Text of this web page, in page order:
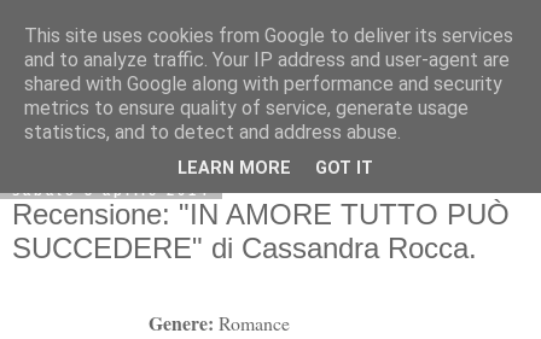
sabato 5 aprile 2014
Recensione: "IN AMORE TUTTO PUÒ
SUCCEDERE" di Cassandra Rocca.
Genere: Romance
This site uses cookies from Google to deliver its services
and to analyze traffic. Your IP address and user-agent are
shared with Google along with performance and security
metrics to ensure quality of service, generate usage
statistics, and to detect and address abuse.
LEARN MORE GOT IT